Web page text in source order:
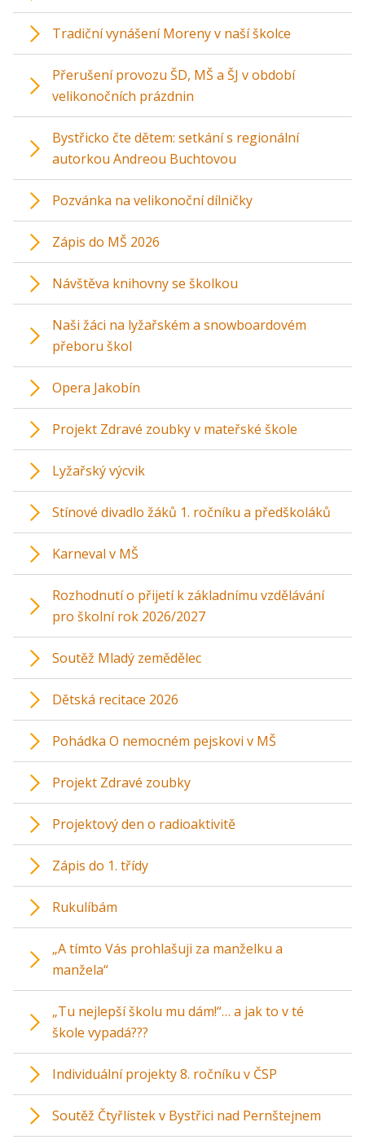
Tradiční vynášení Moreny v naší školce
Přerušení provozu ŠD, MŠ a ŠJ v období
velikonočních prázdnin
Bystřicko čte dětem: setkání s regionální
autorkou Andreou Buchtovou
Pozvánka na velikonoční dílničky
Zápis do MŠ 2026
Návštěva knihovny se školkou
Naši žáci na lyžařském a snowboardovém
přeboru škol
Opera Jakobín
Projekt Zdravé zoubky v mateřské škole
Lyžařský výcvik
Stínové divadlo žáků 1. ročníku a předškoláků
Karneval v MŠ
Rozhodnutí o přijetí k základnímu vzdělávání
pro školní rok 2026/2027
Soutěž Mladý zemědělec
Dětská recitace 2026
Pohádka O nemocném pejskovi v MŠ
Projekt Zdravé zoubky
Projektový den o radioaktivitě
Zápis do 1. třídy
Rukulíbám
„A tímto Vás prohlašuji za manželku a
manžela“
„Tu nejlepší školu mu dám!“… a jak to v té
škole vypadá???
Individuální projekty 8. ročníku v ČSP
Soutěž Čtyřlístek v Bystřici nad Pernštejnem